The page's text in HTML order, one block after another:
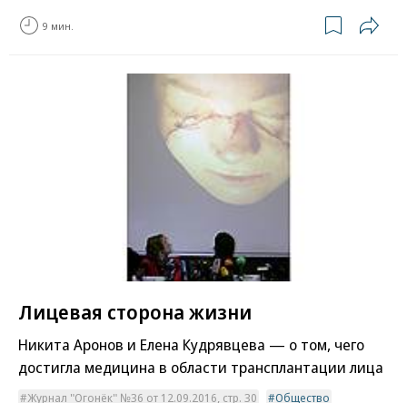
9 мин.
Лицевая сторона жизни
Никита Аронов и Елена Кудрявцева — о том, чего
достигла медицина в области трансплантации лица
Журнал "Огонёк" №36 от 12.09.2016, стр. 30 Общество